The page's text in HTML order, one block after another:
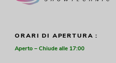
ORARI DI APERTURA :
Aperto – Chiude alle 17:00